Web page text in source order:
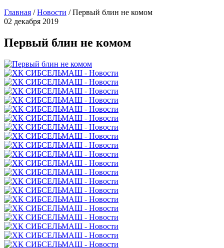
Главная /Новости /Первый блин не комом
02 декабря 2019
Первый блин не комом